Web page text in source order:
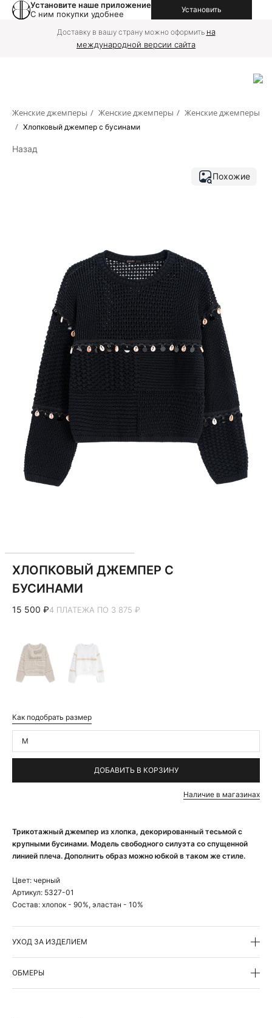
Установите наше приложение
С ним покупки удобнее
Установить
Доставку в вашу страну можно оформить на
международной версии сайта
Женские джемперы / Женские джемперы / Женские джемперы
/ Хлопковый джемпер с бусинами
Назад
Трикотажный джемпер из хлопка, декорированный тесьмой с
крупными бусинами. Модель свободного силуэта со спущенной
линией плеча. Дополнить образ можно юбкой в таком же стиле.
Цвет: черный
Артикул: 5327-01
Состав: хлопок - 90%, эластан - 10%
УХОД ЗА ИЗДЕЛИЕМ
ОБМЕРЫ
Похожие
ХЛОПКОВЫЙ ДЖЕМПЕР С
БУСИНАМИ
15 500 ₽4 ПЛАТЕЖА ПО 3 875 ₽
Как подобрать размер
M
ДОБАВИТЬ В КОРЗИНУ
Наличие в магазинах